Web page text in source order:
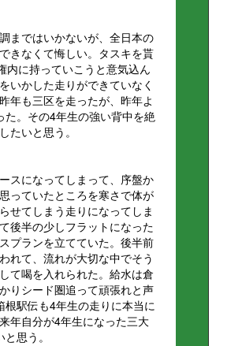
まではいかないが、全日本の
きなくて悔しい。タスキを貰
内に持っていこうと意気込ん
いかした走りができていなく
年も三区を走ったが、昨年よ
た。その4年生の強い背中を絶
たいと思う。
スになってしまって、序盤か
っていたところを寒さで体が
せてしまう走りになってしま
後半の少しフラットになった
プランを立てていた。後半前
れて、流れが大切な中でそう
て喝を入れられた。給水は倉
りシード圏追って頑張れと声
駅伝も4年生の走りに本当に
年自分が4年生になった三大
思う。